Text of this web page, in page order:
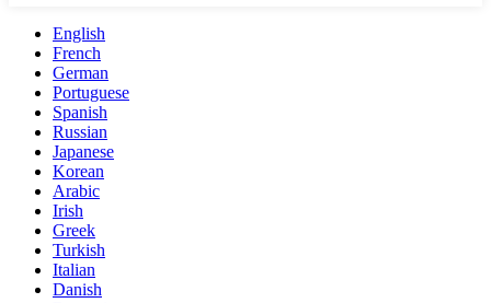
English
French
German
Portuguese
Spanish
Russian
Japanese
Korean
Arabic
Irish
Greek
Turkish
Italian
Danish